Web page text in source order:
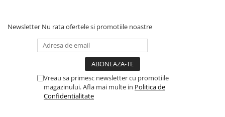
Folii acoperis
Prelungitoare si derulatoare
Prize, intrerupatoare si stechere
Intrerupatoare
Newsletter Nu rata ofertele si promotiile noastre
Vreau sa primesc newsletter cu promotiile
magazinului. Afla mai multe in Politica de
Confidentialitate